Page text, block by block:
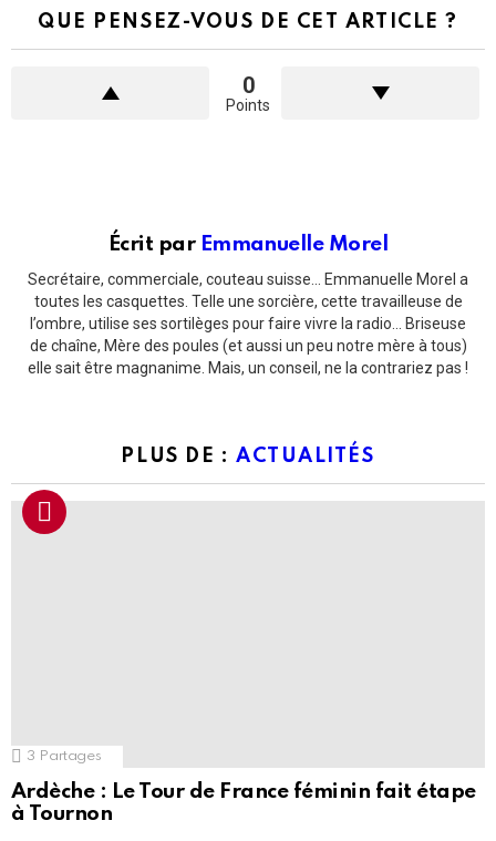
QUE PENSEZ-VOUS DE CET ARTICLE ?
0
Points
Écrit par Emmanuelle Morel
Secrétaire, commerciale, couteau suisse... Emmanuelle Morel a
toutes les casquettes. Telle une sorcière, cette travailleuse de
l’ombre, utilise ses sortilèges pour faire vivre la radio... Briseuse
de chaîne, Mère des poules (et aussi un peu notre mère à tous)
elle sait être magnanime. Mais, un conseil, ne la contrariez pas !
PLUS DE : ACTUALITÉS
3 Partages
Ardèche : Le Tour de France féminin fait étape
à Tournon